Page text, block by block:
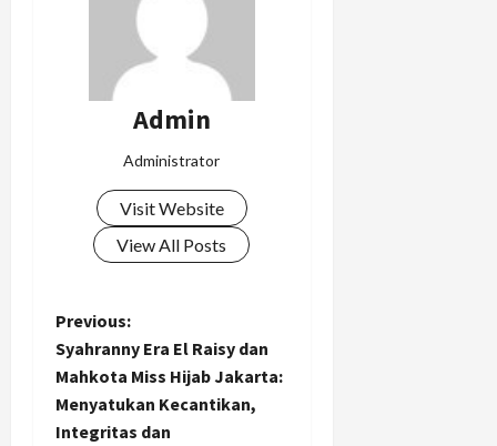
Admin
Administrator
Visit Website
View All Posts
P
o
s
Previous:
Syahranny Era El Raisy dan
Mahkota Miss Hijab Jakarta:
Menyatukan Kecantikan,
Integritas dan